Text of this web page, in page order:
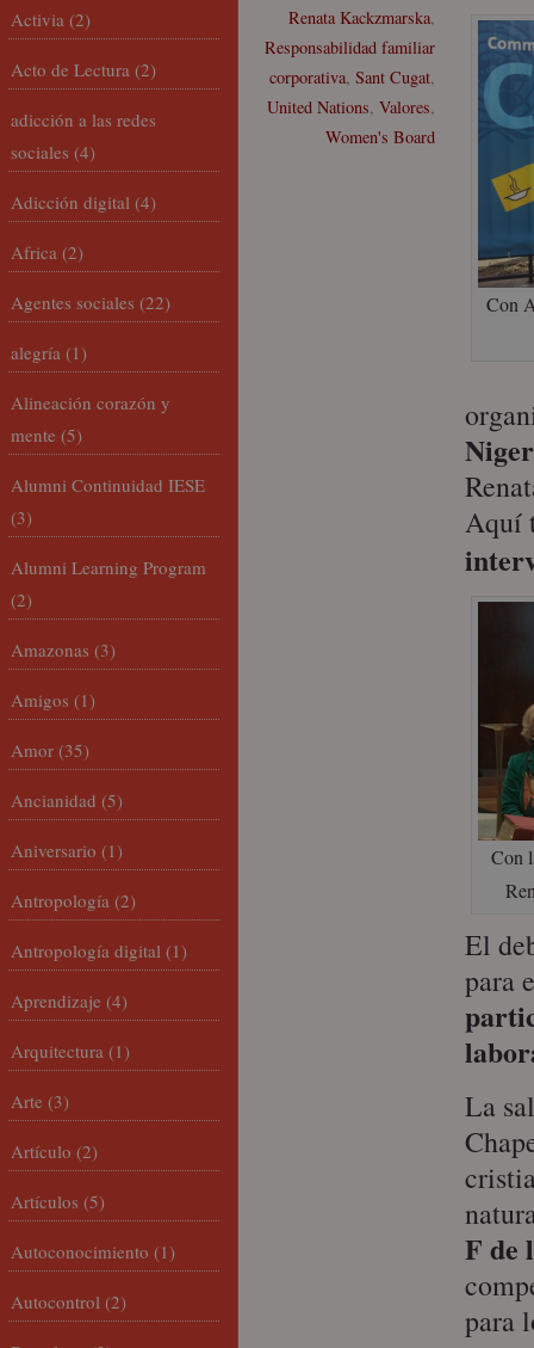
Renata Kackzmarska,
Responsabilidad familiar
corporativa, Sant Cugat,
United Nations, Valores,
Women's Board
Con
Aquí
Con
El
para
La
F de
para
Activia (2)
Acto de Lectura (2)
adicción a las redes
sociales (4)
Adicción digital (4)
Africa (2)
Agentes sociales (22)
alegría (1)
Alineación corazón y
mente (5)
Alumni Continuidad IESE
(3)
Alumni Learning Program
(2)
Amazonas (3)
Amigos (1)
Amor (35)
Ancianidad (5)
Aniversario (1)
Antropología (2)
Antropología digital (1)
Aprendizaje (4)
Arquitectura (1)
Arte (3)
Artículo (2)
Artículos (5)
Autoconocimiento (1)
Autocontrol (2)